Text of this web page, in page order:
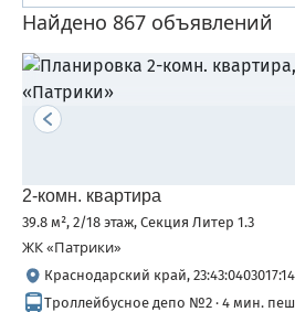
Найдено 867 объявлений
2-комн. квартира
39.8 м², 2/18 этаж, Секция Литер 1.3
ЖК «Патрики»
Краснодарский край,
Троллейбусное депо №2 · 4 мин.